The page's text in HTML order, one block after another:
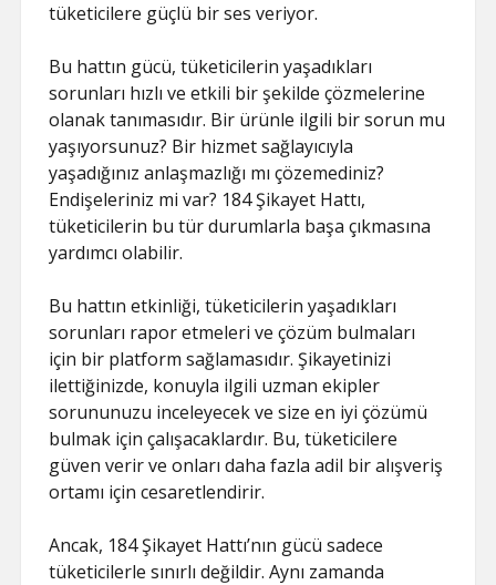
tüketicilere güçlü bir ses veriyor.
Bu hattın gücü, tüketicilerin yaşadıkları
sorunları hızlı ve etkili bir şekilde çözmelerine
olanak tanımasıdır. Bir ürünle ilgili bir sorun mu
yaşıyorsunuz? Bir hizmet sağlayıcıyla
yaşadığınız anlaşmazlığı mı çözemediniz?
Endişeleriniz mi var? 184 Şikayet Hattı,
tüketicilerin bu tür durumlarla başa çıkmasına
yardımcı olabilir.
Bu hattın etkinliği, tüketicilerin yaşadıkları
sorunları rapor etmeleri ve çözüm bulmaları
için bir platform sağlamasıdır. Şikayetinizi
ilettiğinizde, konuyla ilgili uzman ekipler
sorununuzu inceleyecek ve size en iyi çözümü
bulmak için çalışacaklardır. Bu, tüketicilere
güven verir ve onları daha fazla adil bir alışveriş
ortamı için cesaretlendirir.
Ancak, 184 Şikayet Hattı’nın gücü sadece
tüketicilerle sınırlı değildir. Aynı zamanda